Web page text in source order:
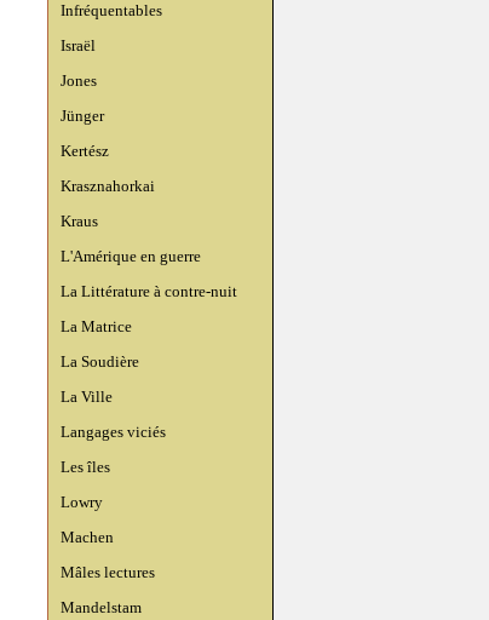
Infréquentables
Israël
Jones
Jünger
Kertész
Krasznahorkai
Kraus
L'Amérique en guerre
La Littérature à contre-nuit
La Matrice
La Soudière
La Ville
Langages viciés
Les îles
Lowry
Machen
Mâles lectures
Mandelstam